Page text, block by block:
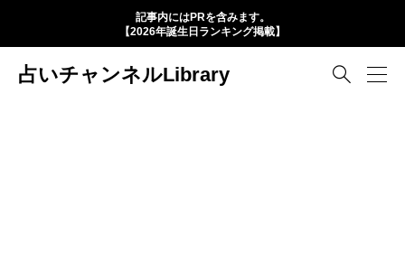
記事内にはPRを含みます。
【2026年誕生日ランキング掲載】
占いチャンネルLibrary 